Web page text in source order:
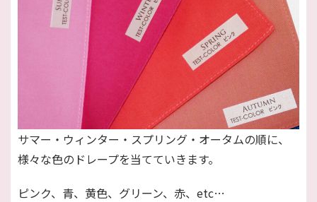
サマー・ウィンター・スプリング・オータムの順に、
様々な色のドレープを当てていきます。
ピンク、青、黄色、グリーン、赤、etc…